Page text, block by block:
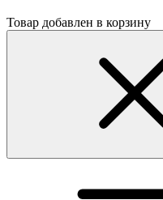
Товар добавлен в корзину